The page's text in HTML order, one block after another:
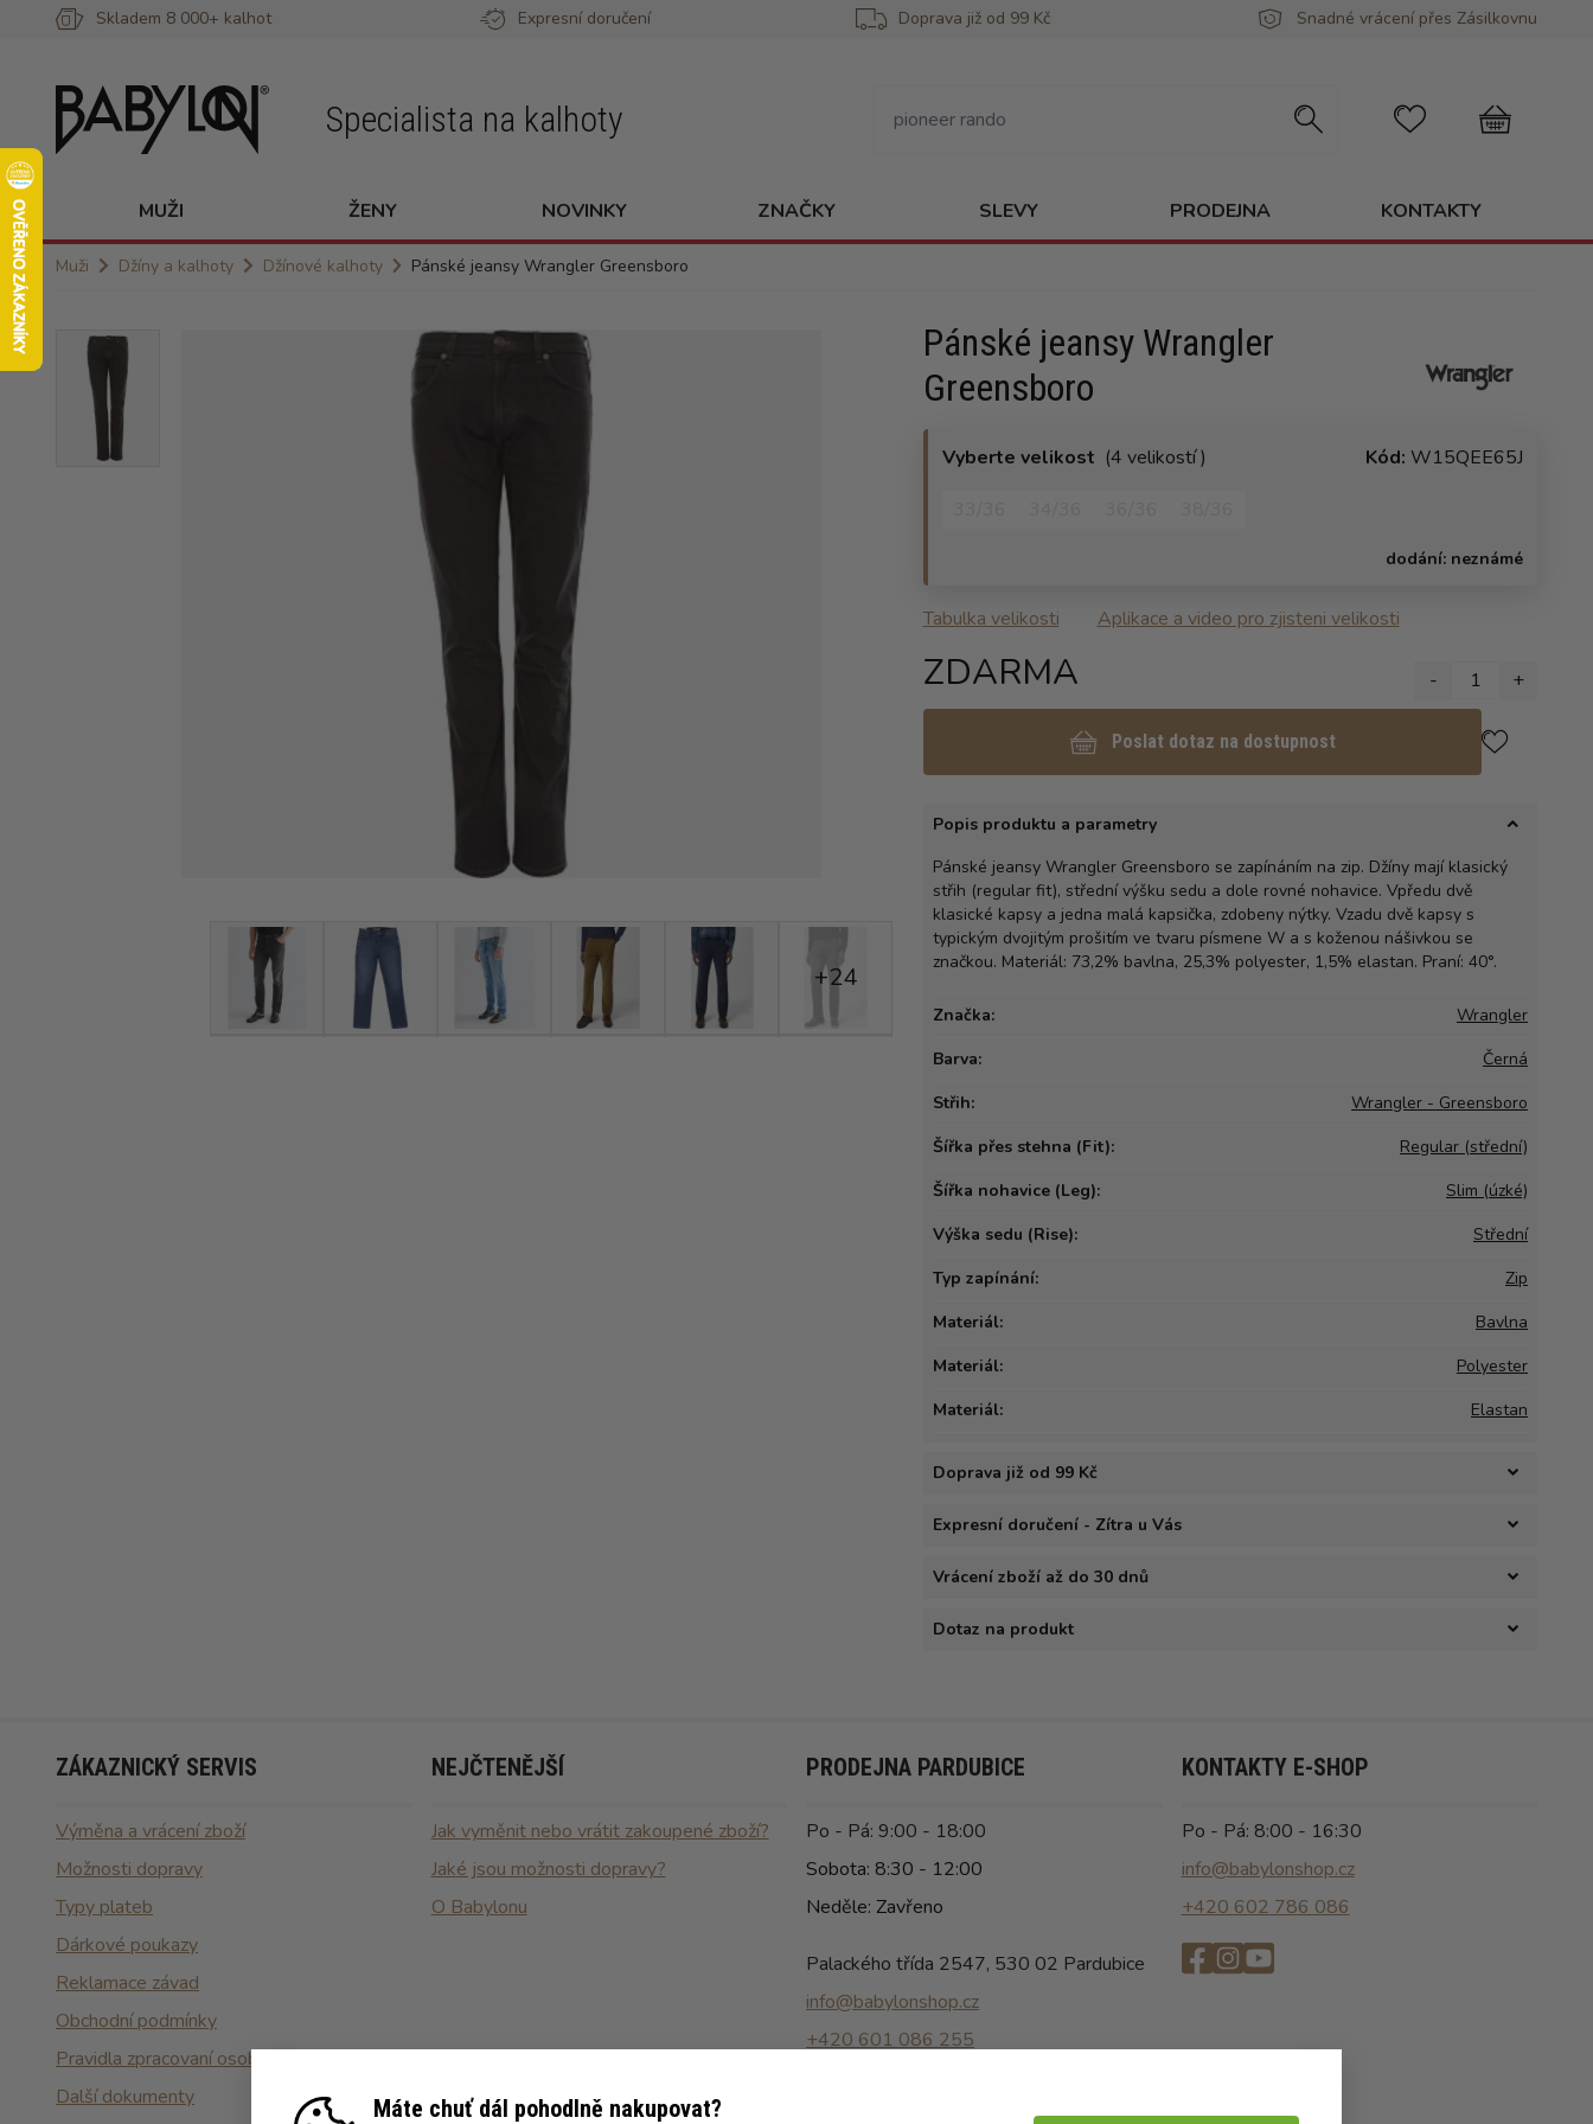
Skladem 8 000+ kalhot Expresní doručení Doprava již od 99 Kč Snadné vrácení přes Zásilkovnu
Specialista na kalhoty
MUŽI ŽENY NOVINKY ZNAČKY SLEVY PRODEJNA KONTAKTY
Muži Džíny a kalhoty Džínové kalhoty Pánské jeansy Wrangler Greensboro
+24
Pánské jeansy Wrangler
Greensboro
Vyberte velikost (4 velikostí ) Kód: W15QEE65J
dodání: neznámé
Tabulka velikosti Aplikace a video pro zjisteni velikosti
ZDARMA - 1 +
Poslat dotaz na dostupnost
Popis produktu a parametry
Pánské jeansy Wrangler Greensboro se zapínáním na zip. Džíny mají klasický
střih (regular fit), střední výšku sedu a dole rovné nohavice. Vpředu dvě
klasické kapsy a jedna malá kapsička, zdobeny nýtky. Vzadu dvě kapsy s
typickým dvojitým prošitím ve tvaru písmene W a s koženou nášivkou se
značkou. Materiál: 73,2% bavlna, 25,3% polyester, 1,5% elastan. Praní: 40°.
Značka:
Wrangler
Barva:
Černá
Střih:
Wrangler - Greensboro
Šířka přes stehna (Fit):
Regular (střední)
Šířka nohavice (Leg):
Slim (úzké)
Výška sedu (Rise):
Střední
Typ zapínání:
Zip
Materiál:
Bavlna
Materiál:
Polyester
Materiál:
Elastan
Doprava již od 99 Kč
Expresní doručení - Zítra u Vás
Vrácení zboží až do 30 dnů
Dotaz na produkt
ZÁKAZNICKÝ SERVIS
Výměna a vrácení zboží
Možnosti dopravy
Typy plateb
Dárkové poukazy
Reklamace závad
Obchodní podmínky
Pravidla zpracovaní osobních údajů
Další dokumenty
NEJČTENĚJŠÍ
Jak vyměnit nebo vrátit zakoupené zboží?
Jaké jsou možnosti dopravy?
O Babylonu
PRODEJNA PARDUBICE
Po - Pá: 9:00 - 18:00
Sobota: 8:30 - 12:00
Neděle: Zavřeno
Palackého třída 2547, 530 02 Pardubice
info@babylonshop.cz
+420 601 086 255
KONTAKTY E-SHOP
Po - Pá: 8:00 - 16:30
info@babylonshop.cz
+420 602 786 086
Máte chuť dál pohodlně nakupovat?